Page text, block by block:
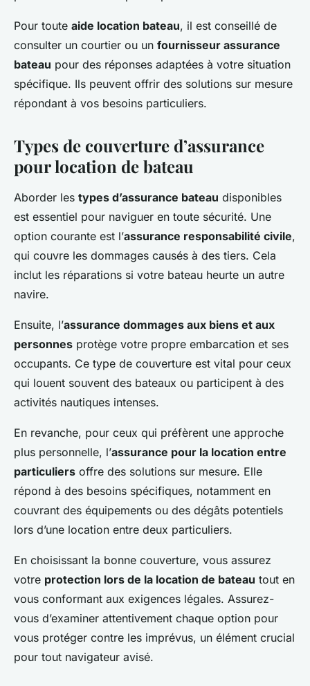
Pour toute aide location bateau, il est conseillé de
consulter un courtier ou un fournisseur assurance
bateau pour des réponses adaptées à votre situation
spécifique. Ils peuvent offrir des solutions sur mesure
répondant à vos besoins particuliers.
Types de couverture d’assurance
pour location de bateau
Aborder les types d’assurance bateau disponibles
est essentiel pour naviguer en toute sécurité. Une
option courante est l’assurance responsabilité civile,
qui couvre les dommages causés à des tiers. Cela
inclut les réparations si votre bateau heurte un autre
navire.
Ensuite, l’assurance dommages aux biens et aux
personnes protège votre propre embarcation et ses
occupants. Ce type de couverture est vital pour ceux
qui louent souvent des bateaux ou participent à des
activités nautiques intenses.
En revanche, pour ceux qui préfèrent une approche
plus personnelle, l’assurance pour la location entre
particuliers offre des solutions sur mesure. Elle
répond à des besoins spécifiques, notamment en
couvrant des équipements ou des dégâts potentiels
lors d’une location entre deux particuliers.
En choisissant la bonne couverture, vous assurez
votre protection lors de la location de bateau tout en
vous conformant aux exigences légales. Assurez-
vous d’examiner attentivement chaque option pour
vous protéger contre les imprévus, un élément crucial
pour tout navigateur avisé.